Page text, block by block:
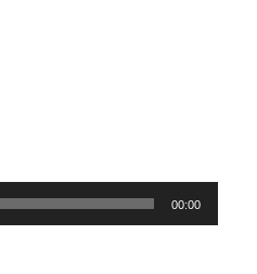
00:00